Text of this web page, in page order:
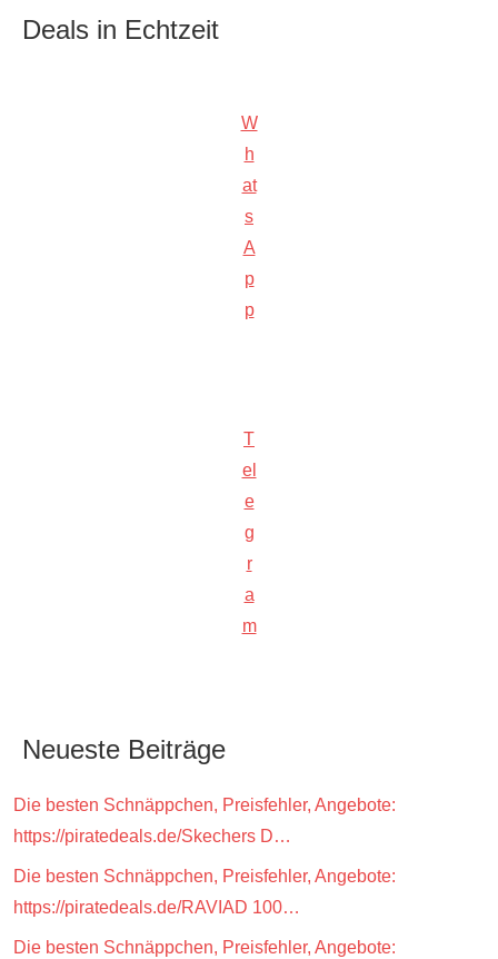
Deals in Echtzeit
W
h
at
s
A
p
p
T
el
e
g
r
a
m
Neueste Beiträge
Die besten Schnäppchen, Preisfehler, Angebote:
https://piratedeals.de/Skechers D…
Die besten Schnäppchen, Preisfehler, Angebote:
https://piratedeals.de/RAVIAD 100…
Die besten Schnäppchen, Preisfehler, Angebote: